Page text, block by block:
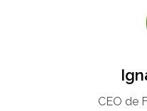
CEO de